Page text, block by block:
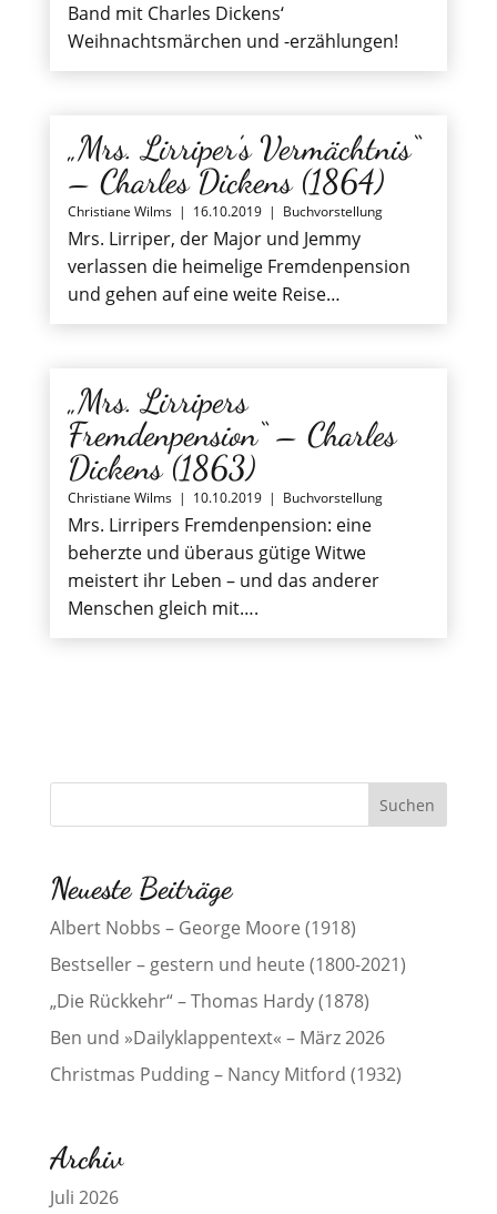
Band mit Charles Dickens‘
Weihnachtsmärchen und -erzählungen!
„Mrs. Lirriper’s Vermächtnis“
– Charles Dickens (1864)
Christiane Wilms | 16.10.2019 | Buchvorstellung
Mrs. Lirriper, der Major und Jemmy
verlassen die heimelige Fremdenpension
und gehen auf eine weite Reise…
„Mrs. Lirripers
Fremdenpension“ – Charles
Dickens (1863)
Christiane Wilms | 10.10.2019 | Buchvorstellung
Mrs. Lirripers Fremdenpension: eine
beherzte und überaus gütige Witwe
meistert ihr Leben – und das anderer
Menschen gleich mit….
Neueste Beiträge
Albert Nobbs – George Moore (1918)
Bestseller – gestern und heute (1800-2021)
„Die Rückkehr“ – Thomas Hardy (1878)
Ben und »Dailyklappentext« – März 2026
Christmas Pudding – Nancy Mitford (1932)
Archiv
Juli 2026